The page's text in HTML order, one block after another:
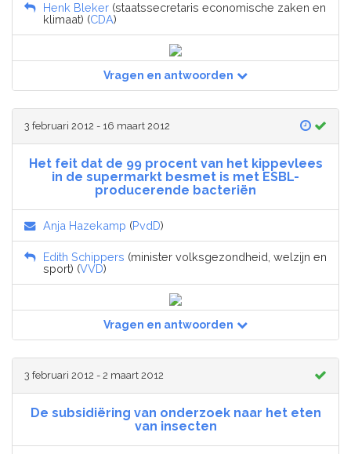
Henk Bleker (staatssecretaris economische zaken en
klimaat) (CDA)
Vragen en antwoorden
3 februari 2012 - 16 maart 2012
Het feit dat de 99 procent van het kippevlees
in de supermarkt besmet is met ESBL-
producerende bacteriën
Anja Hazekamp (PvdD)
Edith Schippers (minister volksgezondheid, welzijn en
sport) (VVD)
Vragen en antwoorden
3 februari 2012 - 2 maart 2012
De subsidiëring van onderzoek naar het eten
van insecten